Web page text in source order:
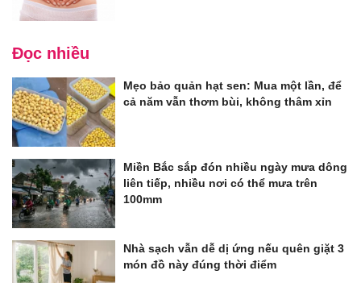
Đọc nhiều
Mẹo bảo quản hạt sen: Mua một lần, để
cả năm vẫn thơm bùi, không thâm xỉn
Miền Bắc sắp đón nhiều ngày mưa dông
liên tiếp, nhiều nơi có thể mưa trên
100mm
Nhà sạch vẫn dễ dị ứng nếu quên giặt 3
món đồ này đúng thời điểm